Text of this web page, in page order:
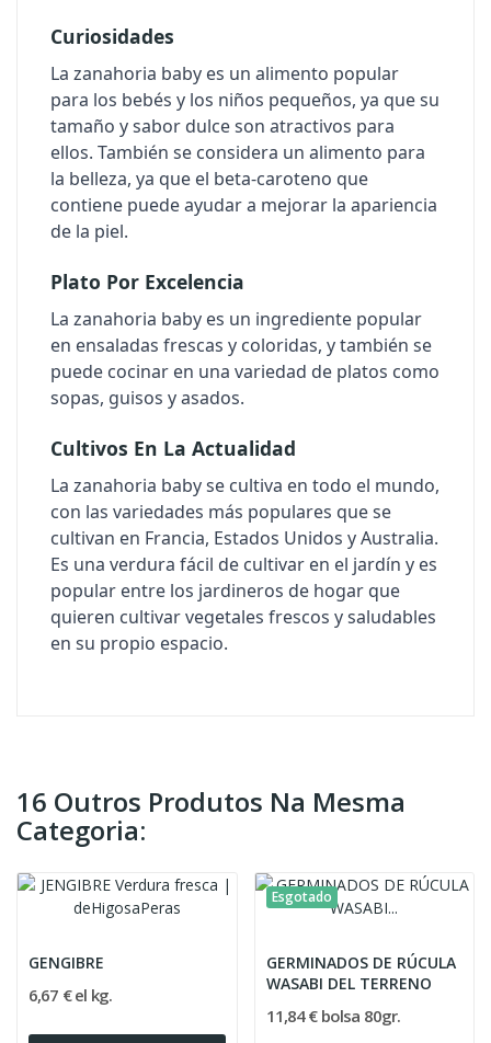
Curiosidades
La zanahoria baby es un alimento popular
para los bebés y los niños pequeños, ya que su
tamaño y sabor dulce son atractivos para
ellos. También se considera un alimento para
la belleza, ya que el beta-caroteno que
contiene puede ayudar a mejorar la apariencia
de la piel.
Plato Por Excelencia
La zanahoria baby es un ingrediente popular
en ensaladas frescas y coloridas, y también se
puede cocinar en una variedad de platos como
sopas, guisos y asados.
Cultivos En La Actualidad
La zanahoria baby se cultiva en todo el mundo,
con las variedades más populares que se
cultivan en Francia, Estados Unidos y Australia.
Es una verdura fácil de cultivar en el jardín y es
popular entre los jardineros de hogar que
quieren cultivar vegetales frescos y saludables
en su propio espacio.
16 Outros Produtos Na Mesma
Categoria:
GENGIBRE
6,67 € el kg.
Esgotado
GERMINADOS DE RÚCULA
WASABI DEL TERRENO
11,84 € bolsa 80gr.